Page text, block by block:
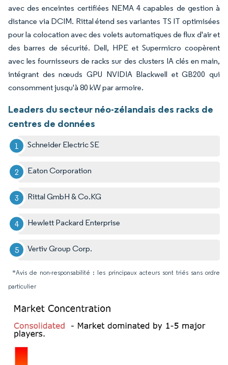
avec des enceintes certifiées NEMA 4 capables de gestion à
distance via DCIM. Rittal étend ses variantes TS IT optimisées
pour la colocation avec des volets automatiques de flux d'air et
des barres de sécurité. Dell, HPE et Supermicro coopèrent
avec les fournisseurs de racks sur des clusters IA clés en main,
intégrant des nœuds GPU NVIDIA Blackwell et GB200 qui
consomment jusqu'à 80 kW par armoire.
Leaders du secteur néo-zélandais des racks de
centres de données
Schneider Electric SE
Eaton Corporation
Rittal GmbH & Co.KG
Hewlett Packard Enterprise
Vertiv Group Corp.
*Avis de non-responsabilité : les principaux acteurs sont triés sans ordre
particulier